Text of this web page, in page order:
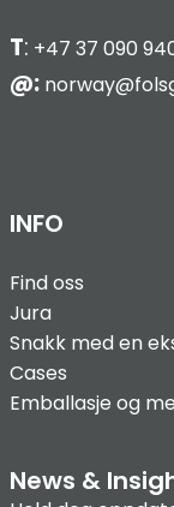
T: +47 37 090
@:
INFO
Find oss
Jura
Snakk med en
Cases
Emballasje og
News &